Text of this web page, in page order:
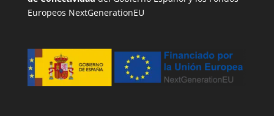
Europeos NextGenerationEU